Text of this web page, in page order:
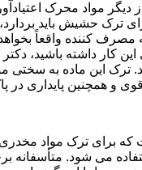
دیگر مواد محرک
ترک حشیش باید
کننده واقعاً
کار داشته باشید،
ترک این ماده به سختی
قوی و همچنین پایداری در
که برای ترک مواد
می شود. متأسفانه